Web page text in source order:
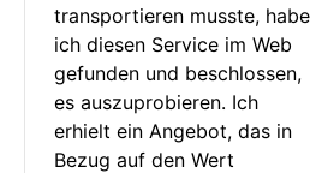
transportieren musste, habe
ich diesen Service im Web
gefunden und beschlossen,
es auszuprobieren. Ich
erhielt ein Angebot, das in
Bezug auf den Wert